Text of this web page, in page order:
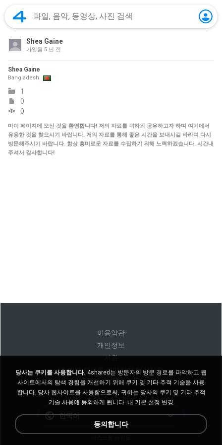
Shea Gaine
가입됨 5 년 전
Shea Gaine
Bangladesh
1
0
0
마이 페이지에 오신 것을 환영합니다! 저의 자료를 귀하와 공유하고자 하며 여기에서
유용한 것을 찾으시기 바랍니다. 저의 자료를 통해 좋은 시간을 보내시길 바라며 다시
방문해주시기 바랍니다. 항상 흥미로운 자료를 수집하기 위해 노력하겠습니다. 시간내
주셔서 감사합니다!
이용약관
개인정보
지원
내 개인 정보를 판매하지 마십시오
내 개인 정보를 공유하지 마십시오
한국어
당사는 쿠키를 사용합니다. 4shared는 방문자의 방문 경로를 파악하고 웹
사이트에서의 탐색 경험을 개선하기 위해 쿠키 및 기타 추적 기술을 사용
합니다. 당사 웹사이트를 사용함으로써, 귀하는 당사의 쿠키 및 기타 추적
기술 사용에 동의하게 됩니다. 내 기본 설정 변경
동의합니다